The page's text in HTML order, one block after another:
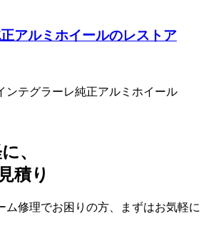
アルミホイールのレストア
ンテグラーレ純正アルミホイール
、
積り
ム修理でお困りの方、まずはお気軽に